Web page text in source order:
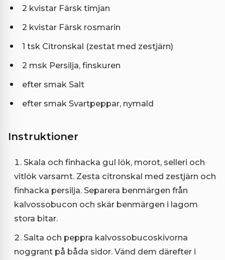
2 kvistar Färsk timjan
2 kvistar Färsk rosmarin
1 tsk Citronskal (zestat med zestjärn)
2 msk Persilja, finskuren
efter smak Salt
efter smak Svartpeppar, nymald
Instruktioner
Skala och finhacka gul lök, morot, selleri och
vitlök varsamt. Zesta citronskal med zestjärn och
finhacka persilja. Separera benmärgen från
kalvossobucon och skär benmärgen i lagom
stora bitar.
Salta och peppra kalvossobucoskivorna
noggrant på båda sidor. Vänd dem därefter i